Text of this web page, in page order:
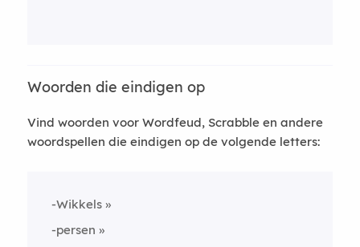
Woorden die eindigen op
Vind woorden voor Wordfeud, Scrabble en andere
woordspellen die eindigen op de volgende letters:
-Wikkels
-persen